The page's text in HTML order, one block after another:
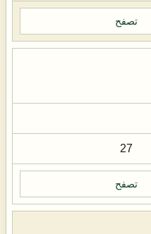
تصفح
27
تصفح